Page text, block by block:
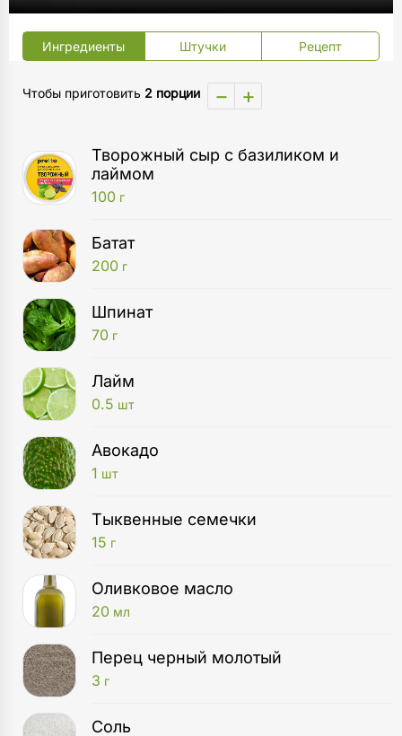
Ингредиенты Штучки Рецепт
Чтобы приготовить 2 порции − +
Творожный сыр с базиликом и
лаймом
100 г
Батат
200 г
Шпинат
70 г
Лайм
0.5 шт
Авокадо
1 шт
Тыквенные семечки
15 г
Оливковое масло
20 мл
Перец черный молотый
3 г
Соль